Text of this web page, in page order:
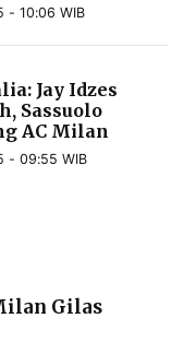
- 10:06 WIB
Jay Idzes
Sassuolo
AC Milan
- 09:55 WIB
Gilas